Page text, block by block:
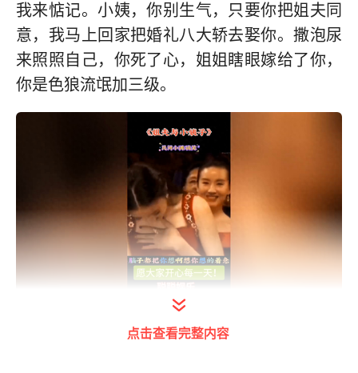
我来惦记。小姨，你别生气，只要你把姐夫同
意，我马上回家把婚礼八大轿去娶你。撒泡尿
来照照自己，你死了心，姐姐瞎眼嫁给了你，
你是色狼流氓加三级。
点击查看完整内容